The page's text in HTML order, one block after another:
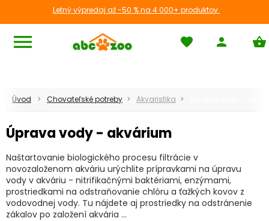
Letný výpredaj až -50 % na 4 000+ produktov.
menu favorite person shopping_basket
Úvod Chovateľské potreby Akvaristika
Úprava vody - akvárium
Naštartovanie biologického procesu filtrácie v
novozaloženom akváriu urýchlite prípravkami na úpravu
vody v akváriu - nitrifikačnými baktériami, enzýmami,
prostriedkami na odstraňovanie chlóru a ťažkých kovov z
vodovodnej vody. Tu nájdete aj prostriedky na odstránenie
zákalov po založení akvária ...